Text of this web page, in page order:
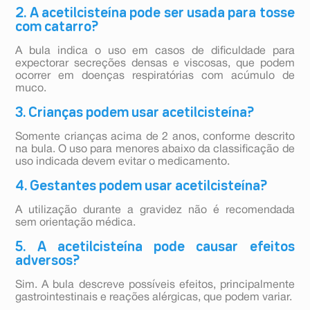
2. A acetilcisteína pode ser usada para tosse
com catarro?
A bula indica o uso em casos de dificuldade para
expectorar secreções densas e viscosas, que podem
ocorrer em doenças respiratórias com acúmulo de
muco.
3. Crianças podem usar acetilcisteína?
Somente crianças acima de 2 anos, conforme descrito
na bula. O uso para menores abaixo da classificação de
uso indicada devem evitar o medicamento.
4. Gestantes podem usar acetilcisteína?
A utilização durante a gravidez não é recomendada
sem orientação médica.
5. A acetilcisteína pode causar efeitos
adversos?
Sim. A bula descreve possíveis efeitos, principalmente
gastrointestinais e reações alérgicas, que podem variar.